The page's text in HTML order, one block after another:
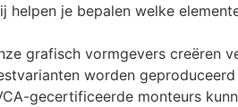
helpen je bepalen welke
grafisch vormgevers creëren
worden
gecertificeerde monteurs